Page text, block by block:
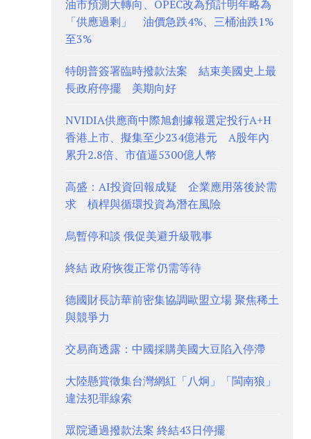
油市預測大轉向、OPEC改為預計明年略為
「供應過剩」 油價急跌4%、三桶油跌1%
至3%
特朗普簽署臨時撥款法案 結束美國史上最
長政府停擺 美期向好
NVIDIA供應商中際旭創據報選定投行A+H
香港上市、擬集至少234億港元 A股年內
累升2.8倍、市值逼5300億人幣
高盛：AI投資回報成疑 企業應用落後於需
求 槓桿與循環投資為潛在風險
烏暫停和談 俄促美避升級戰事
終結 政府恢復正常仍需等待
德國財長訪華前密集協調歐盟立場 聚焦稀土
與競爭力
交易商透露：中國採購美國大豆陷入停滯
大陸懸賞徵集台灣網紅「八炯」「閩南狼」
違法犯罪線索
眾院通過撥款法案 終結43日停擺